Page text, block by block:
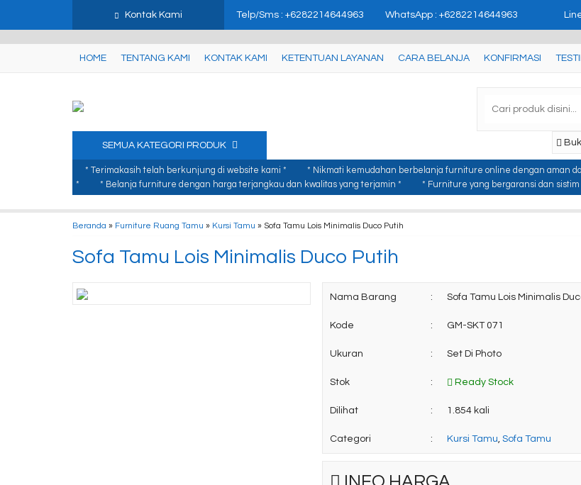
Kontak Kami Telp/Sms : +6282214644963 WhatsApp : +6282214644963
HOME TENTANG KAMI KONTAK KAMI KETENTUAN LAYANAN CARA BELANJA KONFIRMASI
SEMUA KATEGORI PRODUK
* Terimakasih telah berkunjung di website kami * * Nikmati kemudahan berbelanja furniture online dengan aman
*
* Belanja furniture dengan harga terjangkau dan kwalitas yang terjamin * * Furniture yang bergaransi dan
Beranda » Furniture Ruang Tamu » Kursi Tamu » Sofa Tamu Lois Minimalis Duco Putih
Sofa Tamu Lois Minimalis Duco Putih
Nama Barang : Sofa Tamu Lois Minimalis
Kode : GM-SKT 071
Ukuran : Set Di Photo
Stok : Ready Stock
Dilihat : 1.854 kali
Categori : Kursi Tamu,Sofa Tamu